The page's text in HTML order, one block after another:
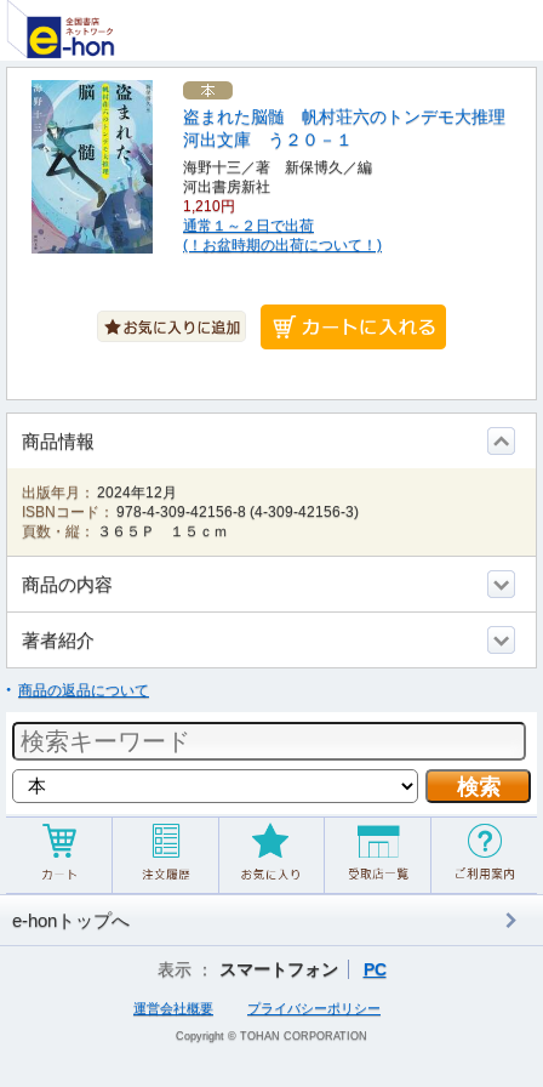
盗まれた脳髄 帆村荘六のトンデモ大推理
河出文庫 う２０－１
海野十三／著 新保博久／編
河出書房新社
1,210円
通常１～２日で出荷
(！お盆時期の出荷について！)
商品情報
出版年月： 2024年12月
ISBNコード： 978-4-309-42156-8 (4-309-42156-3)
頁数・縦：
３６５Ｐ １５ｃｍ
商品の内容
著者紹介
商品の返品について
e-honトップへ
表示 ： スマートフォン PC
運営会社概要 プライバシーポリシー
Copyright © TOHAN CORPORATION